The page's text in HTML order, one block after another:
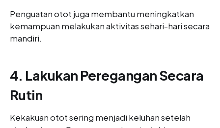
Penguatan otot juga membantu meningkatkan
kemampuan melakukan aktivitas sehari-hari secara
mandiri.
4. Lakukan Peregangan Secara
Rutin
Kekakuan otot sering menjadi keluhan setelah